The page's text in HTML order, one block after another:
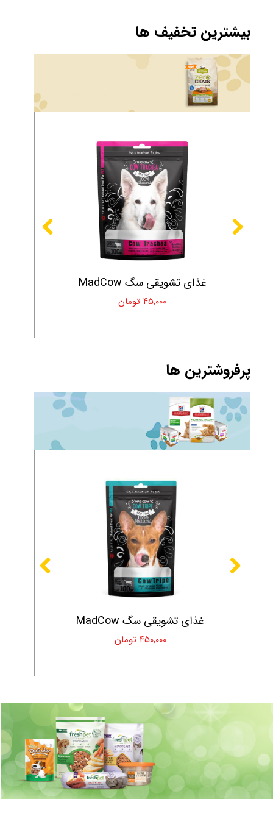
غذای تشویقی سگ MadCow
۴۵,۰۰۰ تومان
بیشترین تخفیف ها
غذای تشویقی سگ MadCow
۴۵۰,۰۰۰ تومان
پرفروشترین ها